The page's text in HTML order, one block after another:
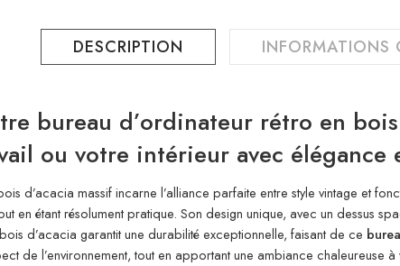
DESCRIPTION INFORMATIONS
bureau d’ordinateur rétro en
ou votre intérieur avec
d’acacia massif incarne l’alliance parfaite entre style vintage et
en étant résolument pratique. Son design unique, avec un
d’acacia garantit une durabilité exceptionnelle, faisant de ce
de l’environnement, tout en apportant une ambiance chaleureuse à